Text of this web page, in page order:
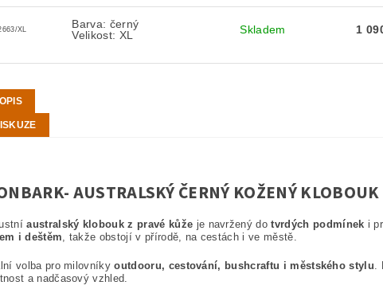
XL
Barva: černý
Velikost: XL
Skladem 1
AUSTRALSKÝ ČERNÝ KOŽENÝ
australský klobouk z pravé kůže je navržený do tvrdých podmínek i
i deštěm, takže obstojí v přírodě, na cestách i ve městě.
volba pro milovníky outdooru, cestování, bushcraftu i městského stylu.
a nadčasový vzhled.